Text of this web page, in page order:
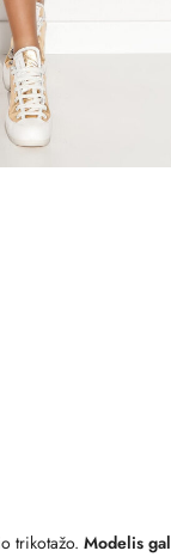
trikotažo. Modelis